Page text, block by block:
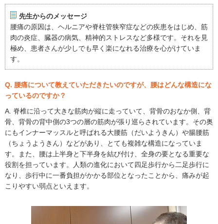
先生からのメッセージ
腰痛の原因は、ヘルニアや脊柱管狭窄症などの疾患をはじめ、筋
肉の炎症、臓器の病気、精神的ストレスなど多様です。それを見
極め、患者さんが少しでも早く楽になれる治療を心がけていま
す。
Q. 腰痛について教えていただきたいのですが、腰はどんな構造にな
っているのですか？
A. 脊椎に沿って大きな筋肉が縦に走っていて、背骨のおなか側、背
骨、背骨の背中側の3つの層の筋肉が張り巡らされています。その奥
にもインナーマッスルと呼ばれる大腰筋（だいようきん）や腸腰筋
（ちょうようきん）などがあり、とても複雑な構造になっていま
す。また、腰は上半身と下半身を結び付け、全身の要となる重要な
役割を担っています。人類の進化において四足歩行から二足歩行に
なり、歩行中に一番負担がかかる部位となったことから、痛みが起
こりやすい弱点といえます。